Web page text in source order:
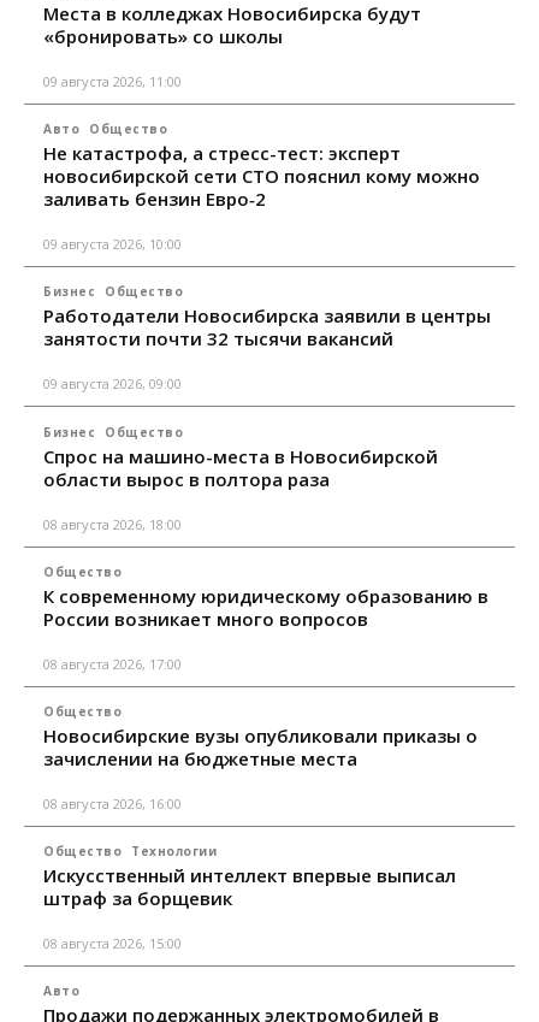
Места в колледжах Новосибирска будут
«бронировать» со школы
09 августа 2026, 11:00
Авто Общество
Не катастрофа, а стресс-тест: эксперт
новосибирской сети СТО пояснил кому можно
заливать бензин Евро‑2
09 августа 2026, 10:00
Бизнес Общество
Работодатели Новосибирска заявили в центры
занятости почти 32 тысячи вакансий
09 августа 2026, 09:00
Бизнес Общество
Спрос на машино-места в Новосибирской
области вырос в полтора раза
08 августа 2026, 18:00
Общество
К современному юридическому образованию в
России возникает много вопросов
08 августа 2026, 17:00
Общество
Новосибирские вузы опубликовали приказы о
зачислении на бюджетные места
08 августа 2026, 16:00
Общество Технологии
Искусственный интеллект впервые выписал
штраф за борщевик
08 августа 2026, 15:00
Авто
Продажи подержанных электромобилей в